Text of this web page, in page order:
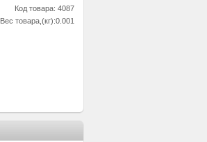
Код товара: 4087
Вес товара,(кг):0.001